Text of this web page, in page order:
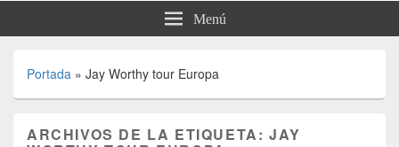
Menú
Portada » Jay Worthy tour Europa
ARCHIVOS DE LA ETIQUETA:JAY